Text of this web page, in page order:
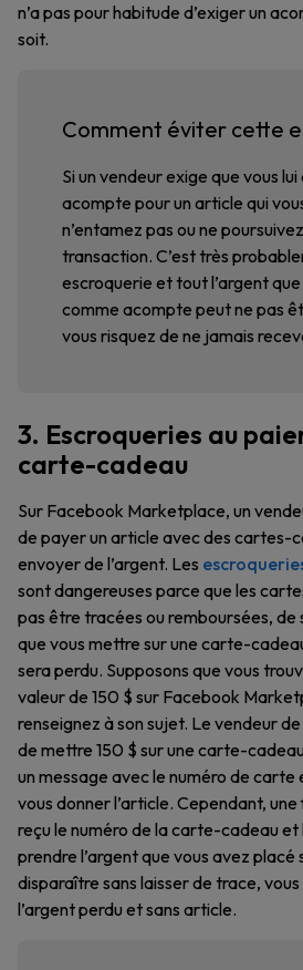
n’a pas pour habitude d’exiger un
soit.
Comment éviter cette
Si un vendeur exige que vous
acompte pour un article qui
n’entamez pas ou ne
transaction. C’est très
escroquerie et tout l’argent
comme acompte peut ne pas
vous risquez de ne jamais
3. Escroqueries au
carte-cadeau
Sur Facebook Marketplace, un
de payer un article avec des cartes-
envoyer de l’argent. Les
sont dangereuses parce que les
pas être tracées ou remboursées, de
que vous mettre sur une carte-
sera perdu. Supposons que vous
valeur de 150 $ sur Facebook
renseignez à son sujet. Le vendeur
de mettre 150 $ sur une carte-
un message avec le numéro de carte
vous donner l’article. Cependant,
reçu le numéro de la carte-cadeau et
prendre l’argent que vous avez
disparaître sans laisser de trace,
l’argent perdu et sans article.